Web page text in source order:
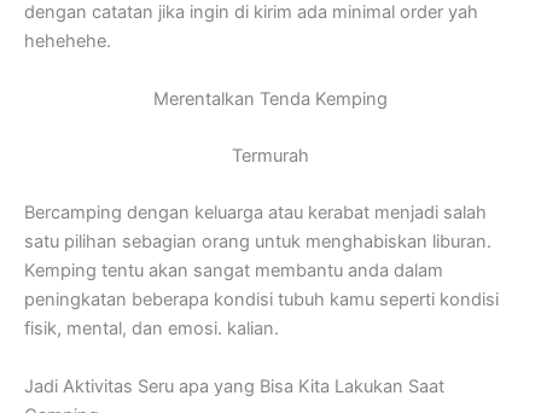
dengan catatan jika ingin di kirim ada minimal order yah
hehehehe.
Merentalkan Tenda Kemping
Termurah
Bercamping dengan keluarga atau kerabat menjadi salah
satu pilihan sebagian orang untuk menghabiskan liburan.
Kemping tentu akan sangat membantu anda dalam
peningkatan beberapa kondisi tubuh kamu seperti kondisi
fisik, mental, dan emosi. kalian.
Jadi Aktivitas Seru apa yang Bisa Kita Lakukan Saat